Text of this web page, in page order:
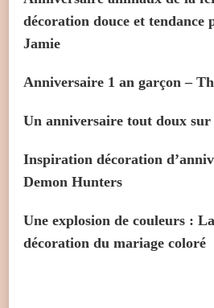
décoration douce et tendance
Jamie
Anniversaire 1 an garçon –
Un anniversaire tout doux sur
Inspiration décoration
Demon Hunters
Une explosion de couleurs :
décoration du mariage coloré